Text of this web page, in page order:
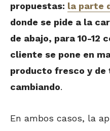
propuestas: la parte
donde se pide a la
de abajo, para 10-12
cliente se pone en
producto fresco y de
cambiando.
En ambos casos, la